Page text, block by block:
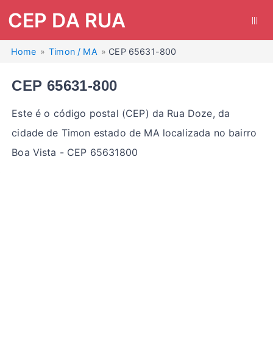
CEP DA RUA
Home Timon / MA CEP 65631-800
CEP 65631-800
Este é o código postal (CEP) da Rua Doze, da
cidade de Timon estado de MA localizada no bairro
Boa Vista - CEP 65631800